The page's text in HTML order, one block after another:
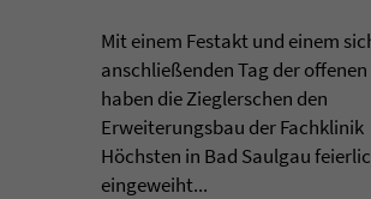
Mit einem Festakt und einem
anschließenden Tag der offenen
haben die Zieglerschen den
Erweiterungsbau der Fachklinik
Höchsten in Bad Saulgau
eingeweiht...